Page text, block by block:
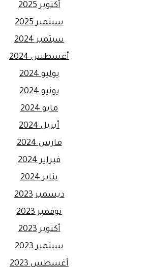
أكتوبر 2025
سبتمبر 2025
سبتمبر 2024
أغسطس 2024
يوليو 2024
يونيو 2024
مايو 2024
أبريل 2024
مارس 2024
فبراير 2024
يناير 2024
ديسمبر 2023
نوفمبر 2023
أكتوبر 2023
سبتمبر 2023
أغسطس 2023